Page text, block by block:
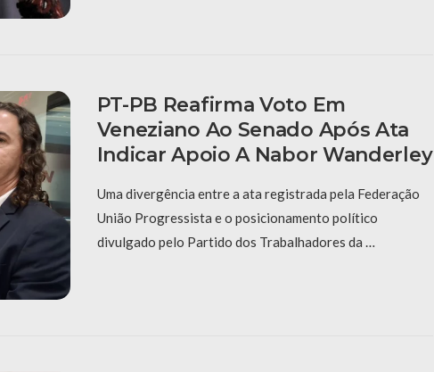
PT-PB Reafirma Voto Em
Veneziano Ao Senado Após Ata
Indicar Apoio A Nabor Wanderley
Uma divergência entre a ata registrada pela Federação
União Progressista e o posicionamento político
divulgado pelo Partido dos Trabalhadores da …